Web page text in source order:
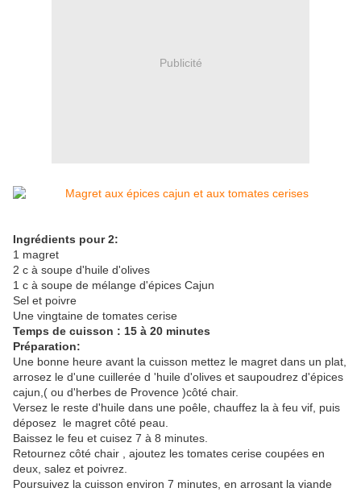
Publicité
Ingrédients pour 2:
1 magret
2 c à soupe d'huile d'olives
1 c à soupe de mélange d'épices Cajun
Sel et poivre
Une vingtaine de tomates cerise
Temps de cuisson : 15 à 20 minutes
Préparation:
Une bonne heure avant la cuisson mettez le magret dans un plat,
arrosez le d'une cuillerée d 'huile d'olives et saupoudrez d'épices
cajun,( ou d'herbes de Provence )côté chair.
Versez le reste d'huile dans une poêle, chauffez la à feu vif, puis
déposez le magret côté peau.
Baissez le feu et cuisez 7 à 8 minutes.
Retournez côté chair , ajoutez les tomates cerise coupées en
deux, salez et poivrez.
Poursuivez la cuisson environ 7 minutes, en arrosant la viande